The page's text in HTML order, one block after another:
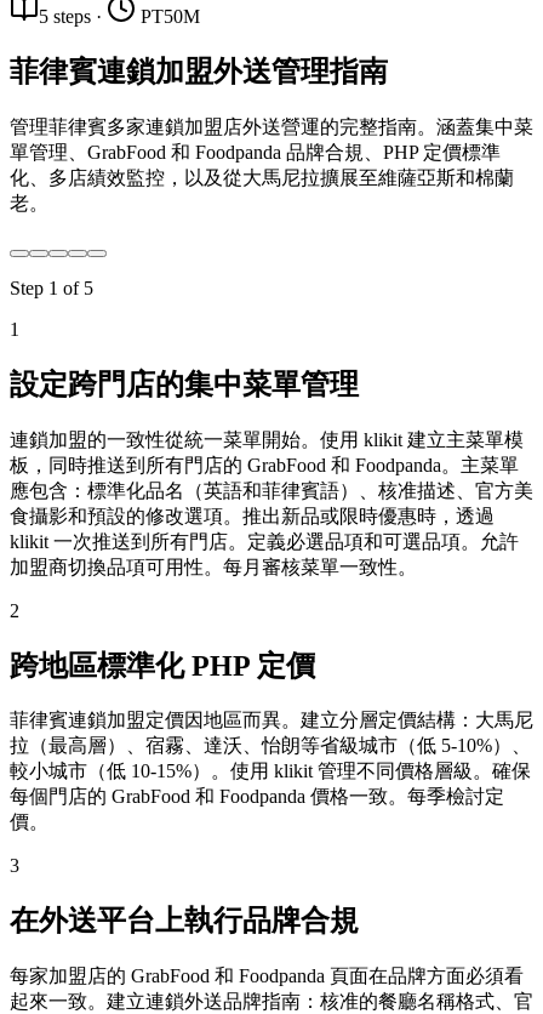
5 steps · PT50M
菲律賓連鎖加盟外送管理指南
管理菲律賓多家連鎖加盟店外送營運的完整指南。涵蓋集中菜
單管理、GrabFood 和 Foodpanda 品牌合規、PHP 定價標準
化、多店績效監控，以及從大馬尼拉擴展至維薩亞斯和棉蘭
老。
Step 1 of 5
1
設定跨門店的集中菜單管理
連鎖加盟的一致性從統一菜單開始。使用 klikit 建立主菜單模
板，同時推送到所有門店的 GrabFood 和 Foodpanda。主菜單
應包含：標準化品名（英語和菲律賓語）、核准描述、官方美
食攝影和預設的修改選項。推出新品或限時優惠時，透過
klikit 一次推送到所有門店。定義必選品項和可選品項。允許
加盟商切換品項可用性。每月審核菜單一致性。
2
跨地區標準化 PHP 定價
菲律賓連鎖加盟定價因地區而異。建立分層定價結構：大馬尼
拉（最高層）、宿霧、達沃、怡朗等省級城市（低 5-10%）、
較小城市（低 10-15%）。使用 klikit 管理不同價格層級。確保
每個門店的 GrabFood 和 Foodpanda 價格一致。每季檢討定
價。
3
在外送平台上執行品牌合規
每家加盟店的 GrabFood 和 Foodpanda 頁面在品牌方面必須看
起來一致。建立連鎖外送品牌指南：核准的餐廳名稱格式、官